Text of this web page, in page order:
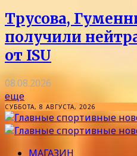
Трусова,
получили
от ISU
08.08.2026
еще
СУББОТА, 8 АВГУСТА, 2026
МАГАЗИН